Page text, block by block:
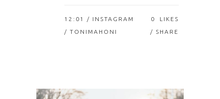
12:01 / INSTAGRAM
/ TONIMAHONI
0
LIKES
SHARE